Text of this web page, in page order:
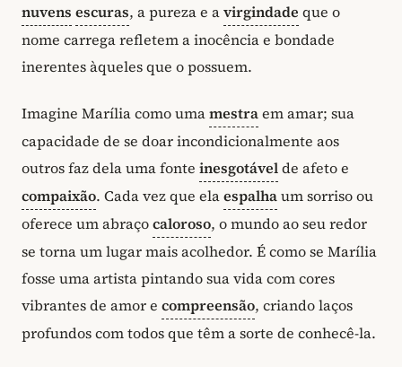
nuvens escuras, a pureza e avirgindade que o
nome carrega refletem a inocência e bondade
inerentes àqueles que o possuem.
Imagine Marília como umamestraem amar; sua
capacidade de se doar incondicionalmente aos
outros faz dela uma fonte inesgotávelde afeto e
compaixão. Cada vez que elaespalhaum sorriso ou
oferece um abraçocaloroso, o mundo ao seu redor
se torna um lugar mais acolhedor. É como se Marília
fosse uma artista pintando sua vida com cores
vibrantes de amor e compreensão, criando laços
profundos com todos que têm a sorte de conhecê-la.